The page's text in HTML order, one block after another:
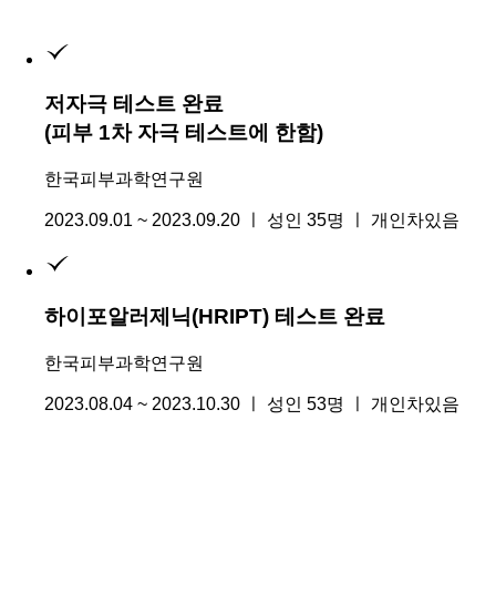
저자극 테스트 완료
(피부 1차 자극 테스트에 한함)
한국피부과학연구원
2023.09.01 ~ 2023.09.20 ㅣ 성인 35명 ㅣ 개인차있음
하이포알러제닉(HRIPT) 테스트 완료
한국피부과학연구원
2023.08.04 ~ 2023.10.30 ㅣ 성인 53명 ㅣ 개인차있음